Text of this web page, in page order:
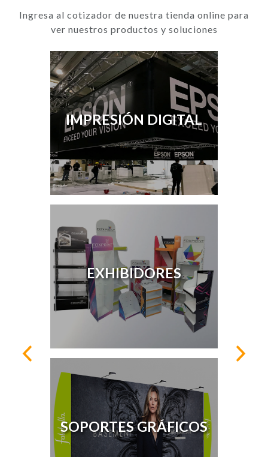
Ingresa al cotizador de nuestra tienda online para
ver nuestros productos y soluciones
IMPRESIÓN DIGITAL
EXHIBIDORES
SOPORTES GRÁFICOS